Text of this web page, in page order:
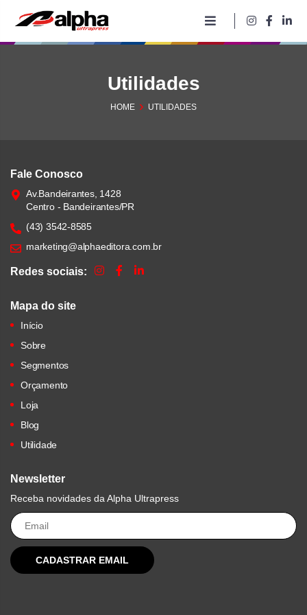
conteúdo
Utilidades
HOME UTILIDADES
Fale Conosco
Av.Bandeirantes, 1428
Centro - Bandeirantes/PR
(43) 3542-8585
marketing@alphaeditora.com.br
Redes sociais:
Mapa do site
Início
Sobre
Segmentos
Orçamento
Loja
Blog
Utilidade
Newsletter
Receba novidades da Alpha Ultrapress